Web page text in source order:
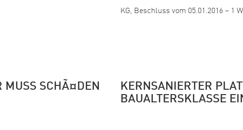
KG, Beschluss vom 05.01.2016 – 1
MUSS SCHÃ¤DEN
KERNSANIERTER
BAUALTERSKLASSE